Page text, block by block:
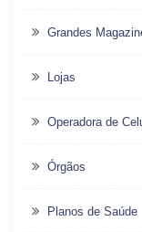
Grandes
Lojas
Operadora de
Órgãos
Planos de Saúde